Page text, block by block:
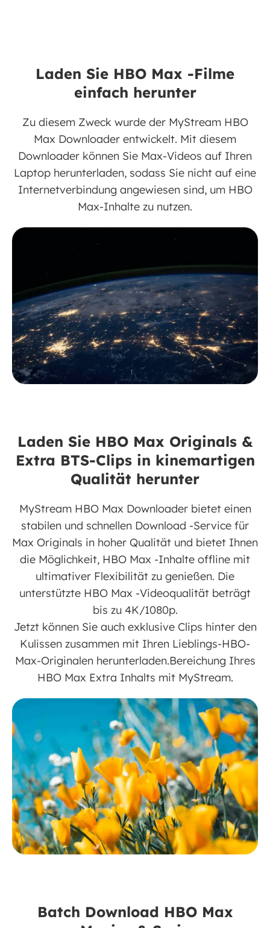
Laden Sie HBO Max -Filme
einfach herunter
Zu diesem Zweck wurde der MyStream HBO
Max Downloader entwickelt. Mit diesem
Downloader können Sie Max-Videos auf Ihren
Laptop herunterladen, sodass Sie nicht auf eine
Internetverbindung angewiesen sind, um HBO
Max-Inhalte zu nutzen.
Laden Sie HBO Max Originals &
Extra BTS-Clips in kinemartigen
Qualität herunter
MyStream HBO Max Downloader bietet einen
stabilen und schnellen Download -Service für
Max Originals in hoher Qualität und bietet Ihnen
die Möglichkeit, HBO Max -Inhalte offline mit
ultimativer Flexibilität zu genießen. Die
unterstützte HBO Max -Videoqualität beträgt
bis zu 4K/1080p.
Jetzt können Sie auch exklusive Clips hinter den
Kulissen zusammen mit Ihren Lieblings-HBO-
Max-Originalen herunterladen.Bereichung Ihres
HBO Max Extra Inhalts mit MyStream.
Batch Download HBO Max